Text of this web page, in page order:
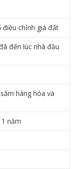
điều chỉnh giá đất
đến lúc nhà đầu
hàng hóa và
năm